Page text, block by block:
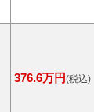
376.6万円(税込)